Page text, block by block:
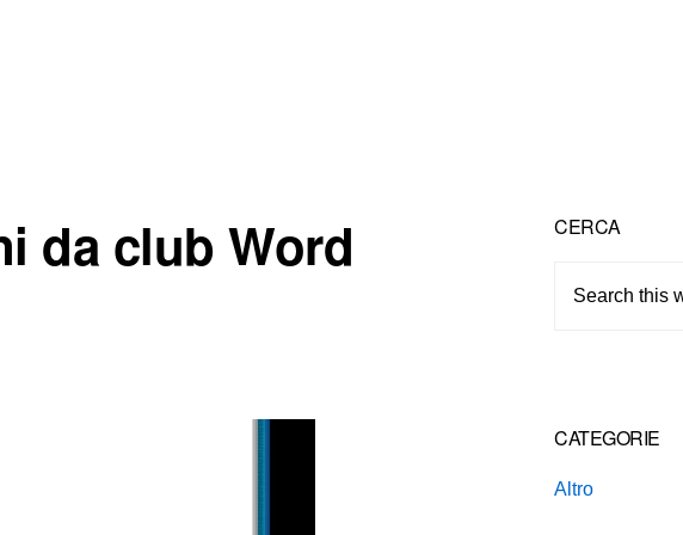
da club Word
Primary
Sidebar
CERCA
CATEGORIE
Altro